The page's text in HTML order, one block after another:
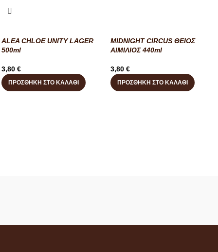
ALEA CHLOE UNITY LAGER
500ml
3,80 €
ΠΡΟΣΘΉΚΗ ΣΤΟ ΚΑΛΆΘΙ
MIDNIGHT CIRCUS ΘΕΙΟΣ
ΑΙΜΙΛΙΟΣ 440ml
3,80 €
ΠΡΟΣΘΉΚΗ ΣΤΟ ΚΑΛΆΘΙ